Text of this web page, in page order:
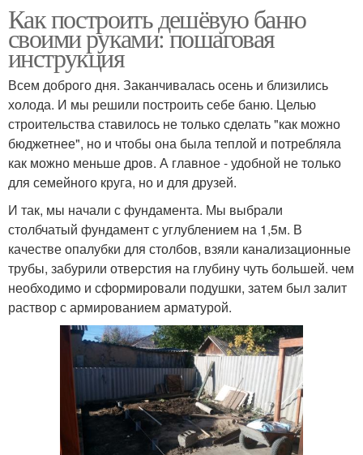
Как построить дешёвую баню
своими руками: пошаговая
инструкция
Всем доброго дня. Заканчивалась осень и близились
холода. И мы решили построить себе баню. Целью
строительства ставилось не только сделать "как можно
бюджетнее", но и чтобы она была теплой и потребляла
как можно меньше дров. А главное - удобной не только
для семейного круга, но и для друзей.
И так, мы начали с фундамента. Мы выбрали
столбчатый фундамент с углублением на 1,5м. В
качестве опалубки для столбов, взяли канализационные
трубы, забурили отверстия на глубину чуть большей. чем
необходимо и сформировали подушки, затем был залит
раствор с армированием арматурой.